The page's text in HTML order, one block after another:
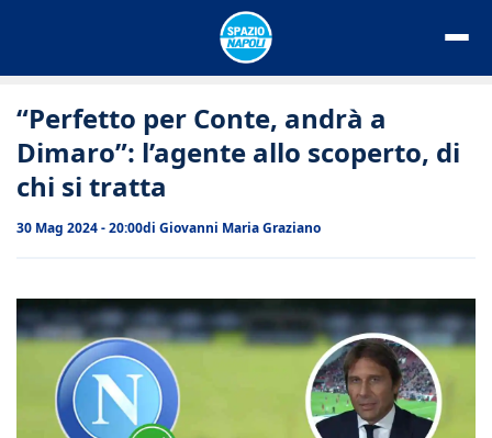
“Perfetto per Conte, andrà a
Dimaro”: l’agente allo scoperto, di
chi si tratta
30 Mag 2024 - 20:00di Giovanni Maria Graziano